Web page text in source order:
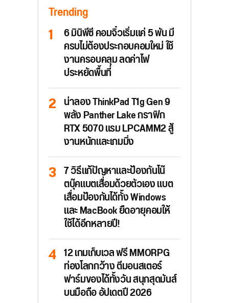
Trending
6 มินิพีซี คอมจิ๋วเริ่มแค่ 5 พัน มี
ครบไม่ต้องประกอบคอมใหม่ ใช้
งานครอบคลุม ลดค่าไฟ
ประหยัดพื้นที่
น่าลอง ThinkPad T1g Gen 9
พลัง Panther Lake กราฟิก
RTX 5070 แรม LPCAMM2 สู้
งานหนักและเกมมิ่ง
7 วิธีแก้ปัญหาและป้องกันโน๊
ตบุ๊คแบตเสื่อมด้วยตัวเอง แบต
เสื่อมป้องกันได้ทั้ง Windows
และ MacBook ยืดอายุคอมให้
ใช้ได้อีกหลายปี!
12 เกมเก็บเวล ฟรี MMORPG
ท่องโลกกว้าง ตีมอนสเตอร์
ฟาร์มของได้ทั้งวัน สนุกสุดมันส์
บนมือถือ อัปเดตปี 2026